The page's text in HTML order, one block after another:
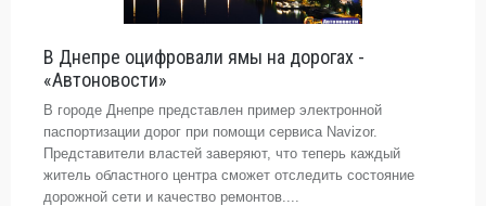
В Днепре оцифровали ямы на дорогах -
«Автоновости»
В городе Днепре представлен пример электронной
паспортизации дорог при помощи сервиса Navizor.
Представители властей заверяют, что теперь каждый
житель областного центра сможет отследить состояние
дорожной сети и качество ремонтов....